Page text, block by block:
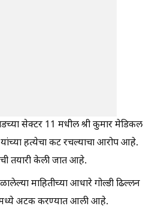
सेक्टर 11 मधील श्री कुमार मेडिकल
हत्येचा कट रचल्याचा आरोप आहे.
तयारी केली जात आहे.
माहितीच्या आधारे गोल्डी ढिल्लन
अटक करण्यात आली आहे.